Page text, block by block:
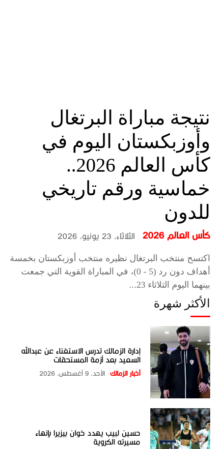
نتيجة مباراة البرتغال
وأوزبكستان اليوم في
كأس العالم 2026..
خماسية ورقم تاريخي
للدون
كأس العالم 2026 الثلاثاء، 23 يونيو، 2026
اكتسح منتخب البرتغال نظيره منتخب أوزبكستان بخمسة
أهداف دون رد (5 - 0)، في المباراة القوية التي جمعت
بينهما اليوم الثلاثاء 23...
الأكثر شهرة
إدارة الزمالك تدرس الاستغناء عن عبدالله
السعيد بعد أزمة المستحقات
أخبار الزمالك الأحد، 9 أغسطس، 2026
حسين لبيب يهدد خوان بيزيرا بإنهاء
مسيرته الكروية